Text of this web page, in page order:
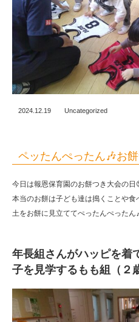
2024.12.19 Uncategorized
ペッたんぺったん🎶お
今日は報恩保育園のお餅つき大会の日
本当のお餅は子ども達は搗くことや
土をお餅に見立ててぺったんぺったん
年長組さんがハッピを着
子を見学するもも組（２